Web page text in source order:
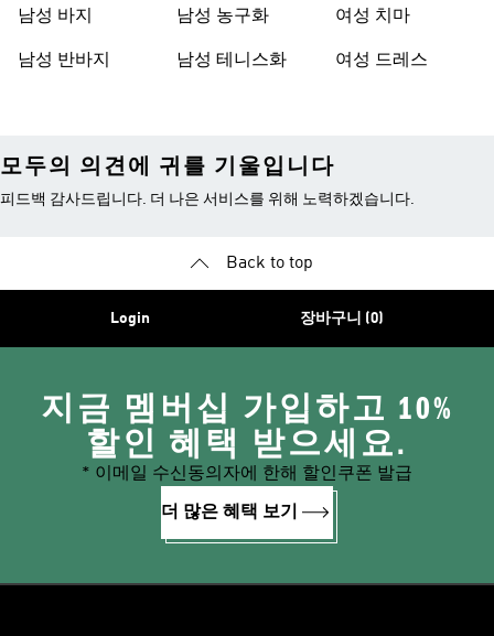
남성 바지
남성 반바지
남성 농구화
남성 테니스화
여성 치마
여성 드레스
모두의 의견에 귀를 기울입니다
피드백 감사드립니다. 더 나은 서비스를 위해 노력하겠습니다.
Back to top
Login 장바구니 (0)
지금 멤버십 가입하고 10%
할인 혜택 받으세요.
* 이메일 수신동의자에 한해 할인쿠폰 발급
더 많은 혜택 보기